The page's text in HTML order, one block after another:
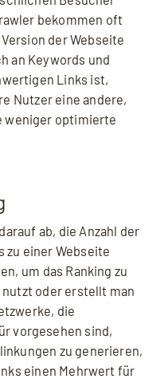
bekommen oft
der Webseite
an Keywords und
Links ist,
Nutzer eine andere,
weniger optimierte
ab, die Anzahl der
zu einer Webseite
um das Ranking zu
oder erstellt man
die
vorgesehen sind,
zu generieren,
einen Mehrwert für